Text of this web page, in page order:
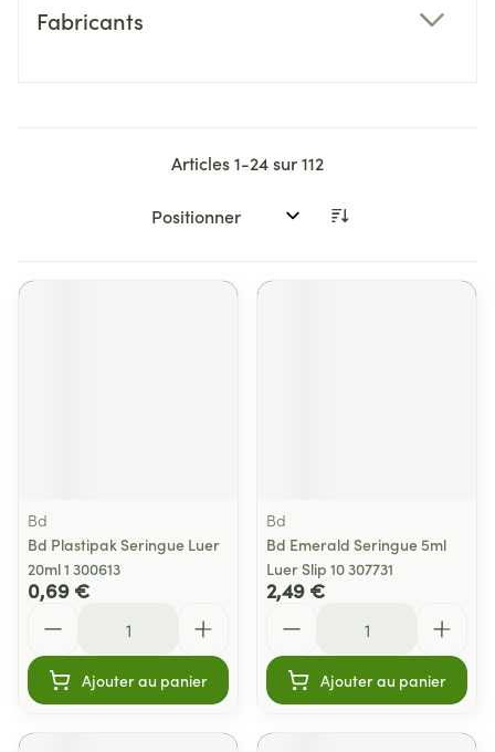
Fabricants
Articles1-24sur112
Trier par:
Bd
Bd Plastipak Seringue Luer
20ml 1 300613
0,69 €
Ajouter au panier
Bd
Bd Emerald Seringue 5ml
Luer Slip 10 307731
2,49 €
Ajouter au panier